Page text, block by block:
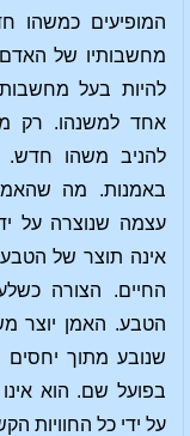
המופיעים כמשהו
מחשבותיו של
להיות בעל
אחד למשנהו. רק
להניב משהו חדש.
באמנות. מה
עצמה שנוצרה על
אינה תוצר של
החיים. הצורה
הטבע. האמן יוצר
שנובע מתוך יחסים
בפועל שם. הוא
על ידי כל החוויות